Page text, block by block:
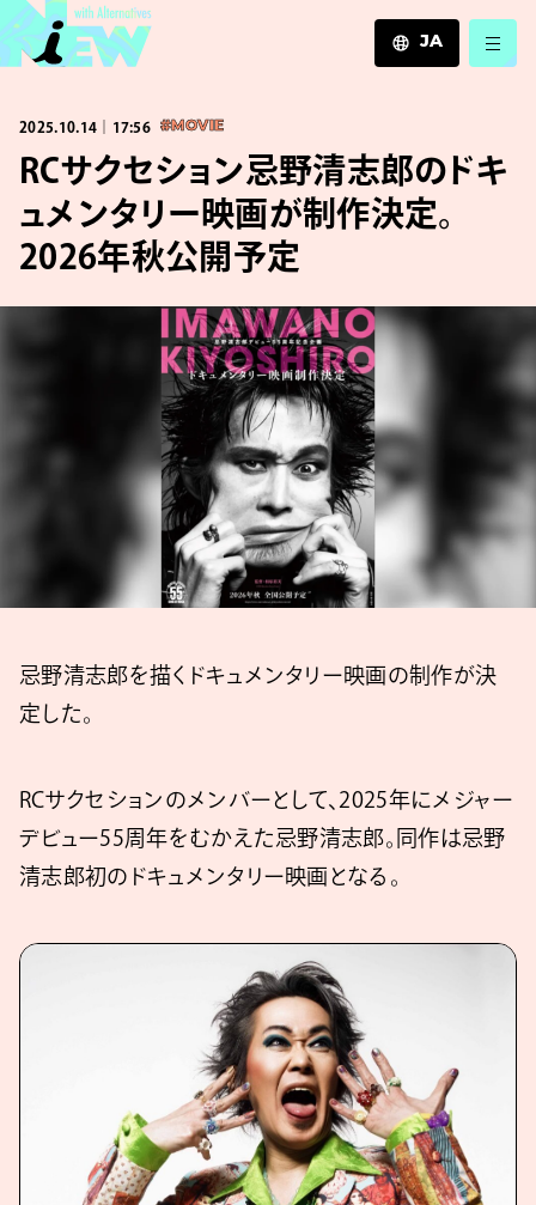
JA
ZH
2025.10.14｜17:56 #MOVIE
RCサクセション忌野清志郎のドキ
ュメンタリー映画が制作決定。
2026年秋公開予定
忌野清志郎を描くドキュメンタリー映画の制作が決
定した。
RCサクセションのメンバーとして、2025年にメジャー
デビュー55周年をむかえた忌野清志郎。同作は忌野
清志郎初のドキュメンタリー映画となる。